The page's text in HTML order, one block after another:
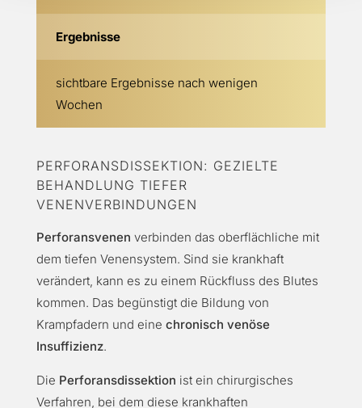
Ergebnisse
sichtbare Ergebnisse nach wenigen
Wochen
PERFORANSDISSEKTION: GEZIELTE
BEHANDLUNG TIEFER
VENENVERBINDUNGEN
Perforansvenen verbinden das oberflächliche mit
dem tiefen Venensystem. Sind sie krankhaft
verändert, kann es zu einem Rückfluss des Blutes
kommen. Das begünstigt die Bildung von
Krampfadern und eine chronisch venöse
Insuffizienz.
Die Perforansdissektion ist ein chirurgisches
Verfahren, bei dem diese krankhaften